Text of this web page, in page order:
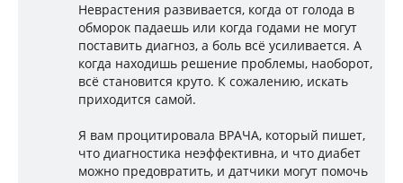
Неврастения развивается, когда от голода в
обморок падаешь или когда годами не могут
поставить диагноз, а боль всё усиливается. А
когда находишь решение проблемы, наоборот,
всё становится круто. К сожалению, искать
приходится самой.
Я вам процитировала ВРАЧА, который пишет,
что диагностика неэффективна, и что диабет
можно предовратить, и датчики могут помочь